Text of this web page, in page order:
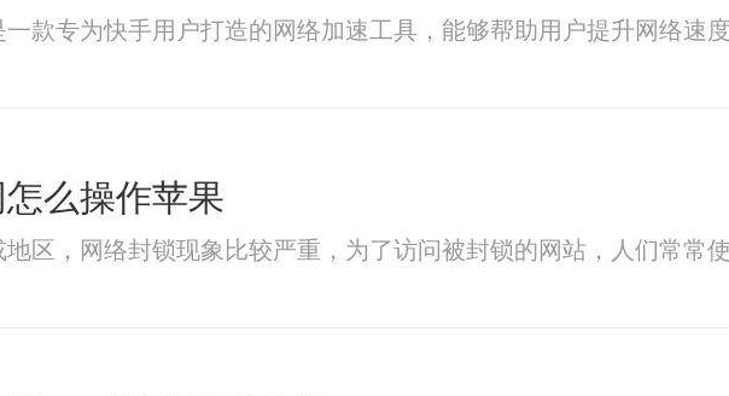
款专为快手用户打造的网络加速工具，能够帮助用户提升网络速
么操作苹果
区，网络封锁现象比较严重，为了访问被封锁的网站，人们常常